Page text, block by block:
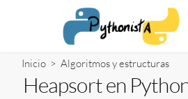
Inicio > Algoritmos y estructuras
Heapsort en